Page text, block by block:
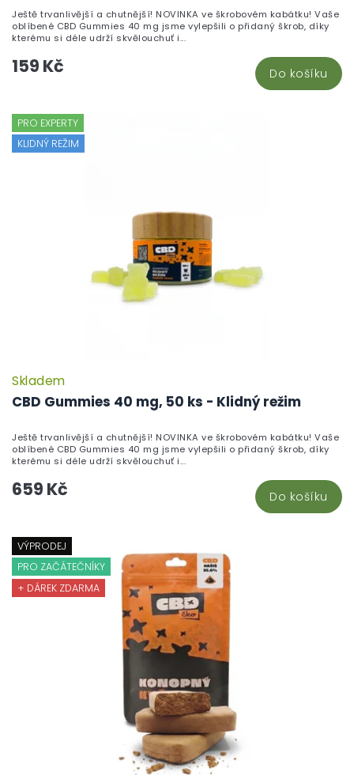
159 Kč Do košíku
Ještě trvanlivější a chutnější! NOVINKA ve škrobovém kabátku! Vaše
oblíbené CBD Gummies 40 mg jsme vylepšili o přidaný škrob, díky
kterému si déle udrží skvělouchuť i...
PRO EXPERTY
KLIDNÝ REŽIM
CBD Gummies 40 mg, 50 ks - Klidný režim
Skladem
659 Kč Do košíku
Ještě trvanlivější a chutnější! NOVINKA ve škrobovém kabátku! Vaše
oblíbené CBD Gummies 40 mg jsme vylepšili o přidaný škrob, díky
kterému si déle udrží skvělouchuť i...
VÝPRODEJ
PRO ZAČÁTEČNÍKY
+ DÁREK ZDARMA